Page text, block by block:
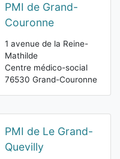
PMI de Grand-
Couronne
1 avenue de la Reine-
Mathilde
Centre médico-social
76530 Grand-Couronne
PMI de Le Grand-
Quevilly